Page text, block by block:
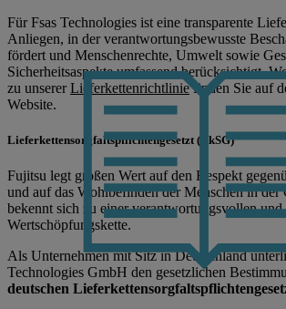
Für Fsas Technologies ist eine transparente
Anliegen, in der verantwortungsbewusste
fördert und Menschenrechte, Umwelt sowie
Sicherheitsaspekte umfassend berücksichtigt.
zu unsererLieferkettenrichtliniefinden Sie auf
Website.
Lieferkettensorgfaltspflichtengesetzt (LkSG)
Fujitsu legt großen Wert auf den Respekt
und auf das Wohlbefinden der Menschen in der
bekennt sich zu einer verantwortungsvollen und
Wertschöpfungskette.
Als Unternehmen mit Sitz in Deutschland
Technologies GmbH den gesetzlichen
deutschen